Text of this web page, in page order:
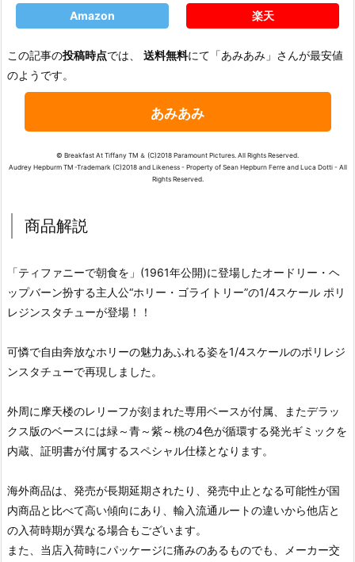
Amazon 楽天
この記事の投稿時点では、 送料無料にて「あみあみ」さんが最安値
のようです。
あみあみ
© Breakfast At Tiffany TM ＆ (C)2018 Paramount Pictures. All Rights Reserved.
Audrey Hepburm TM -Trademark (C)2018 and Likeness - Property of Sean Hepburn Ferre and Luca Dotti - All
Rights Reserved.
商品解説
「ティファニーで朝食を」(1961年公開)に登場したオードリー・ヘ
ップバーン扮する主人公“ホリー・ゴライトリー”の1/4スケール ポリ
レジンスタチューが登場！！
可憐で自由奔放なホリーの魅力あふれる姿を1/4スケールのポリレジ
ンスタチューで再現しました。
外周に摩天楼のレリーフが刻まれた専用ベースが付属、またデラッ
クス版のベースには緑～青～紫～桃の4色が循環する発光ギミックを
内蔵、証明書が付属するスペシャル仕様となります。
海外商品は、発売が長期延期されたり、発売中止となる可能性が国
内商品と比べて高い傾向にあり、輸入流通ルートの違いから他店と
の入荷時期が異なる場合もございます。
また、当店入荷時にパッケージに痛みのあるものでも、メーカー交